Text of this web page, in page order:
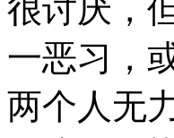
很讨厌，
一恶习，
两个人无